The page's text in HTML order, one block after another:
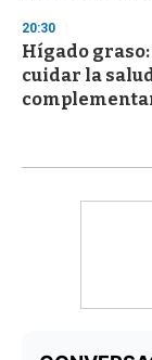
20:30
Hígado
cuidar la